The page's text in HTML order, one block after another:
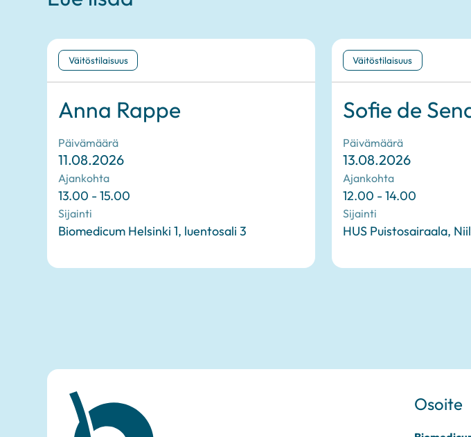
Väitöstilaisuus
Anna Rappe
Päivämäärä
11.08.2026
Ajankohta
13.00 - 15.00
Sijainti
Biomedicum Helsinki 1, luentosali 3
Väitöstilaisuus
Sofie de
Päivämäärä
13.08.2026
Ajankohta
12.00 - 14.00
Sijainti
HUS Puistosairaala,
Osoite